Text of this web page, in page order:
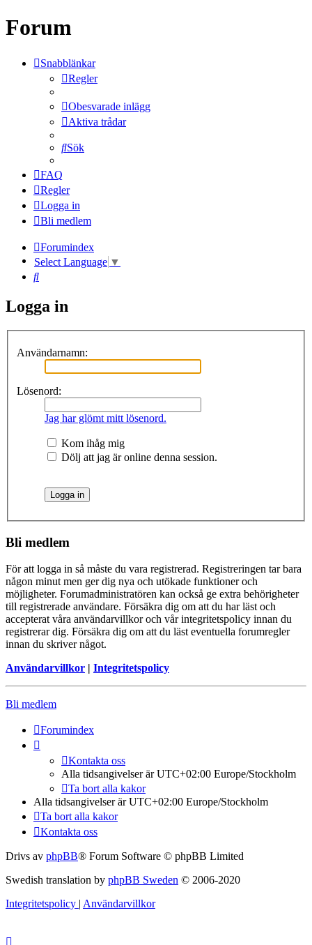
Forum
Snabblänkar
Regler
Obesvarade inlägg
Aktiva trådar
Sök
FAQ
Regler
Logga in
Bli medlem
Forumindex
Select Language ▼
Sök
Logga in
Användarnamn:
Lösenord:
Jag har glömt mitt lösenord.
Kom ihåg mig
Dölj att jag är online denna session.
Bli medlem
För att logga in så måste du vara registrerad. Registreringen tar bara
någon minut men ger dig nya och utökade funktioner och
möjligheter. Forumadministratören kan också ge extra behörigheter
till registrerade användare. Försäkra dig om att du har läst och
accepterat våra användarvillkor och vår integritetspolicy innan du
registrerar dig. Försäkra dig om att du läst eventuella forumregler
innan du skriver något.
Användarvillkor | Integritetspolicy
Bli medlem
Forumindex
Kontakta oss
Alla tidsangivelser är UTC+02:00 Europe/Stockholm
Ta bort alla kakor
Alla tidsangivelser är UTC+02:00 Europe/Stockholm
Ta bort alla kakor
Kontakta oss
Drivs av phpBB® Forum Software © phpBB Limited
Swedish translation by phpBB Sweden © 2006-2020
Integritetspolicy | Användarvillkor